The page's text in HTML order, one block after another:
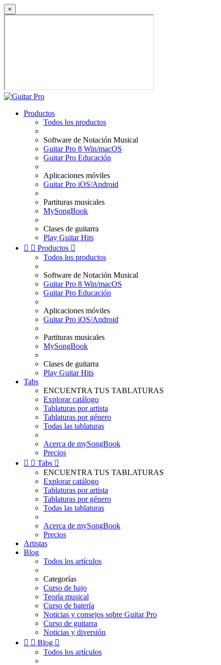
×
Productos
Todos los productos
Software de Notación Musical
Guitar Pro 8 Win/macOS
Guitar Pro Educación
Aplicaciones móviles
Guitar Pro iOS/Android
Partituras musicales
MySongBook
Clases de guitarra
Play Guitar Hits
  Productos 
Todos los productos
Software de Notación Musical
Guitar Pro 8 Win/macOS
Guitar Pro Educación
Aplicaciones móviles
Guitar Pro iOS/Android
Partituras musicales
MySongBook
Clases de guitarra
Play Guitar Hits
Tabs
ENCUENTRA TUS TABLATURAS
Explorar catálogo
Tablaturas por artista
Tablaturas por género
Todas las tablaturas
Acerca de mySongBook
Precios
  Tabs 
ENCUENTRA TUS TABLATURAS
Explorar catálogo
Tablaturas por artista
Tablaturas por género
Todas las tablaturas
Acerca de mySongBook
Precios
Artistas
Blog
Todos los artículos
Categorías
Curso de bajo
Teoría musical
Curso de batería
Noticias y consejos sobre Guitar Pro
Curso de guitarra
Noticias y diversión
  Blog 
Todos los artículos